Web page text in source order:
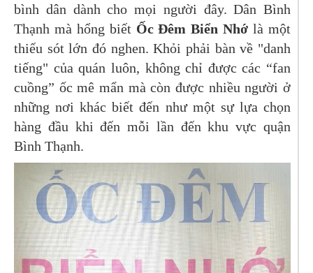
bình dân dành cho mọi người đây. Dân Bình
Thạnh mà hổng biết Ốc Đêm Biển Nhớ là một
thiếu sót lớn đó nghen. Khỏi phải bàn về "danh
tiếng" của quán luôn, không chỉ được các “fan
cuồng” ốc mê mẩn mà còn được nhiều người ở
những nơi khác biết đến như một sự lựa chọn
hàng đầu khi đến mỗi lần đến khu vực quận
Bình Thạnh.